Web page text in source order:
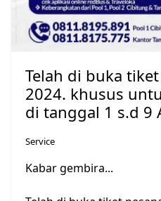
Telah di buka
2024. khusus
di tanggal 1 s.d 9
Service
Kabar gembira...